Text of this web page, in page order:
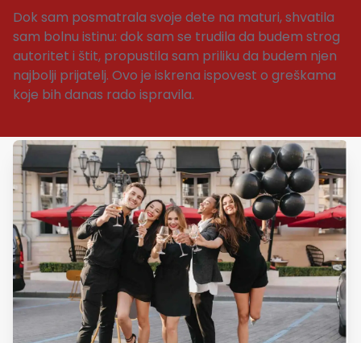
Dok sam posmatrala svoje dete na maturi, shvatila
sam bolnu istinu: dok sam se trudila da budem strog
autoritet i štit, propustila sam priliku da budem njen
najbolji prijatelj. Ovo je iskrena ispovest o greškama
koje bih danas rado ispravila.